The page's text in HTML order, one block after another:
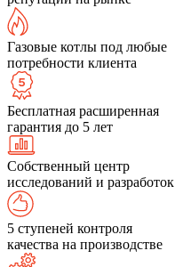
Газовые котлы под любые
потребности клиента
Бесплатная расширенная
гарантия до 5 лет
Собственный центр
исследований и разработок
5 ступеней контроля
качества на производстве